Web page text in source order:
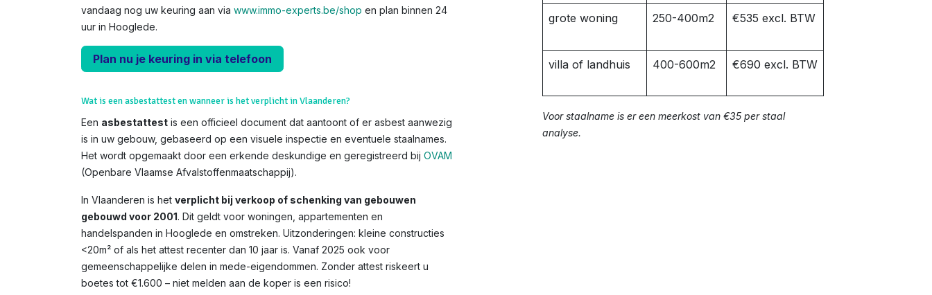
vandaag nog uw keuring aan via www.immo-experts.be/shop en plan binnen 24
uur in Hooglede.
Plan nu je keuring in via telefoon
Wat is een asbestattest en wanneer is het verplicht in Vlaanderen?
Een asbestattest is een officieel document dat aantoont of er asbest aanwezig
is in uw gebouw, gebaseerd op een visuele inspectie en eventuele staalnames.
Het wordt opgemaakt door een erkende deskundige en geregistreerd bij OVAM
(Openbare Vlaamse Afvalstoffenmaatschappij).
In Vlaanderen is het verplicht bij verkoop of schenking van gebouwen
gebouwd voor 2001. Dit geldt voor woningen, appartementen en
handelspanden in Hooglede en omstreken. Uitzonderingen: kleine constructies
<20m² of als het attest recenter dan 10 jaar is. Vanaf 2025 ook voor
gemeenschappelijke delen in mede-eigendommen. Zonder attest riskeert u
boetes tot €1.600 – niet melden aan de koper is een risico!​
grote woning 250-400m2 €535 excl. BTW
villa of landhuis 400-600m2 €690 excl. BTW
Voor staalname is er een meerkost van €35 per staal
analyse.